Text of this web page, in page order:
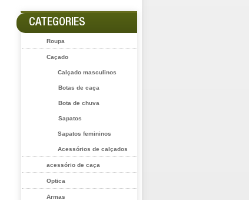
CATEGORIES
Roupa
Caçado
Calçado masculinos
Botas de caça
Bota de chuva
Sapatos
Sapatos femininos
Acessórios de calçados
acessório de caça
Optica
Armas